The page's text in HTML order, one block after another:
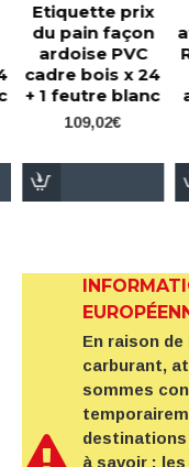
Etiquette prix
du pain façon
ardoise PVC
cadre bois x 24
+ 1 feutre blanc
109,02€
En raison
carburant,
sommes
à savoir :